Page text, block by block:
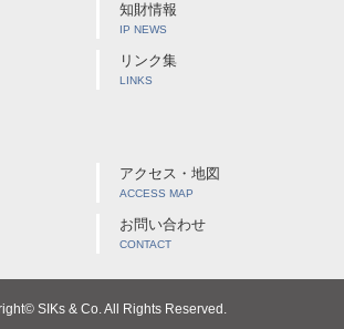
知財情報
IP NEWS
リンク集
LINKS
アクセス・地図
ACCESS MAP
お問い合わせ
CONTACT
SIKs & Co. All Rights Reserved.